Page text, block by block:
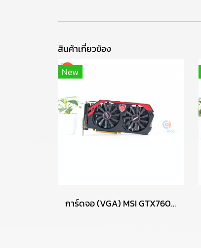
สินค้าเกี่ยวข้อง
New
การ์ดจอ (VGA) MSI GTX760 2GB 2F GAMING OC P17695